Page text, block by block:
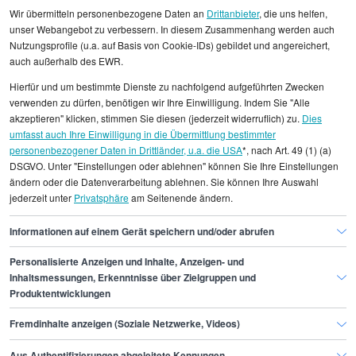
statistischen Erhebungen durch StepStone. Es sind
Durchschnittswerte und die Angaben können nicht
einzelnen Stellenangeboten zugeordnet werden.
Gehaltsinformationen
Marketing
Head of Digital Media
Head of Digital Media Dortmund
Finde den Job,
der zu dir passt.
Wir übermitteln personenbezogene Daten an Drittanbieter, die uns helfen,
unser Webangebot zu verbessern. In diesem Zusammenhang werden auch
Nutzungsprofile (u.a. auf Basis von Cookie-IDs) gebildet und angereichert,
auch außerhalb des EWR.
Hierfür und um bestimmte Dienste zu nachfolgend aufgeführten Zwecken
verwenden zu dürfen, benötigen wir Ihre Einwilligung. Indem Sie "Alle
akzeptieren" klicken, stimmen Sie diesen (jederzeit widerruflich) zu. Dies
umfasst auch Ihre Einwilligung in die Übermittlung bestimmter
personenbezogener Daten in Drittländer, u.a. die USA*, nach Art. 49 (1) (a)
DSGVO. Unter "Einstellungen oder ablehnen" können Sie Ihre Einstellungen
ändern oder die Datenverarbeitung ablehnen. Sie können Ihre Auswahl
jederzeit unter Privatsphäream Seitenende ändern.
Informationen auf einem Gerät speichern und/oder abrufen
Personalisierte Anzeigen und Inhalte, Anzeigen- und
Inhaltsmessungen, Erkenntnisse über Zielgruppen und
Produktentwicklungen
Fremdinhalte anzeigen (Soziale Netzwerke, Videos)